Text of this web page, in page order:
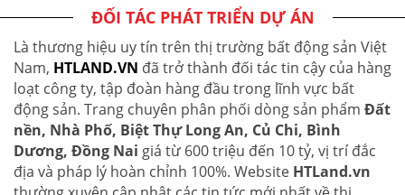
ĐỐI TÁC PHÁT TRIỂN DỰ ÁN
Là thương hiệu uy tín trên thị trường bất động sản Việt
Nam, HTLAND.VN đã trở thành đối tác tin cậy của hàng
loạt công ty, tập đoàn hàng đầu trong lĩnh vực bất
động sản. Trang chuyên phân phối dòng sản phẩm Đất
nền, Nhà Phố, Biệt Thự Long An, Củ Chi, Bình
Dương, Đồng Nai giá từ 600 triệu đến 10 tỷ, vị trí đắc
địa và pháp lý hoàn chỉnh 100%. Website HTLand.vn